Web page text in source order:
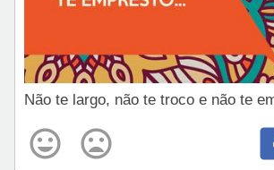
Não te largo, não te troco e não te